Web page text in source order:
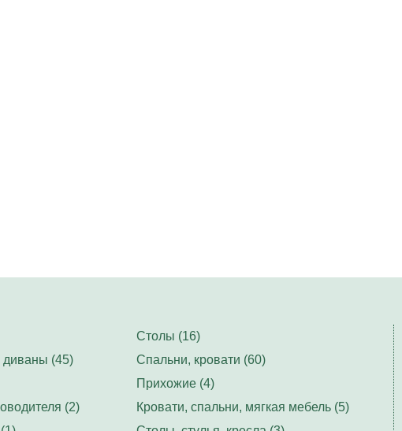
Столы (16)
диваны (45)
Спальни, кровати (60)
Прихожие (4)
(2)
Кровати, спальни, мягкая мебель (5)